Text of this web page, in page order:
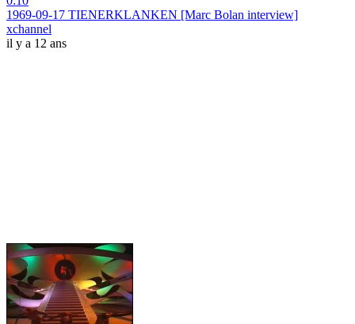
1969-09-17 TIENERKLANKEN [Marc Bolan interview]
xchannel
il y a 12 ans